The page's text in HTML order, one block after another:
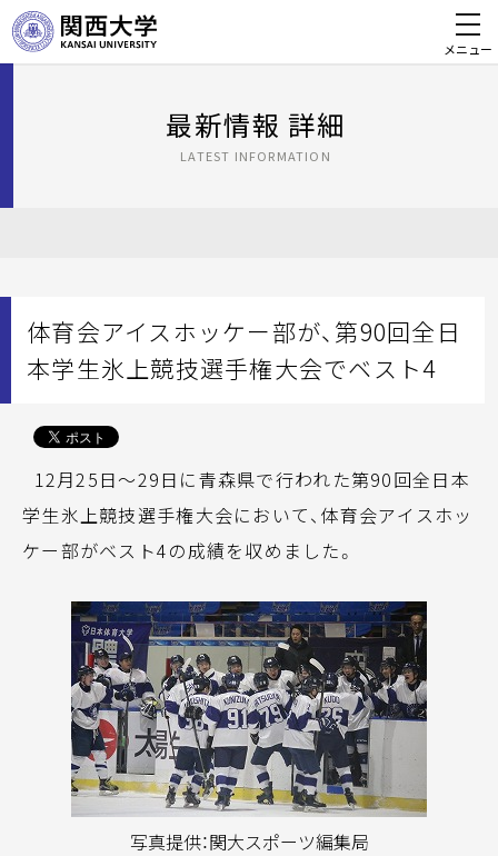
メニュー
最新情報 詳細
LATEST INFORMATION
体育会アイスホッケー部が、第90回全日
本学生氷上競技選手権大会でベスト4
12月25日～29日に青森県で行われた第90回全日本
学生氷上競技選手権大会において、体育会アイスホッ
ケー部がベスト4の成績を収めました。
写真提供：関大スポーツ編集局